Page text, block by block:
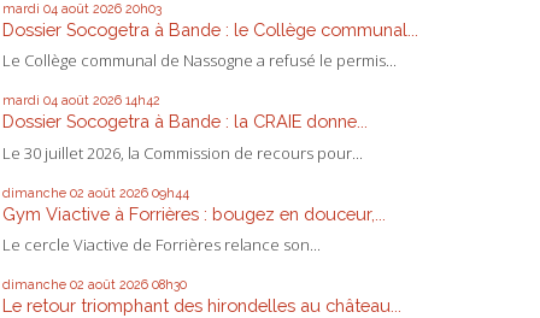
mardi 04 août 2026 20h03
Dossier Socogetra à Bande : le Collège communal...
Le Collège communal de Nassogne a refusé le permis...
mardi 04 août 2026 14h42
Dossier Socogetra à Bande : la CRAIE donne...
Le 30 juillet 2026, la Commission de recours pour...
dimanche 02 août 2026 09h44
Gym Viactive à Forrières : bougez en douceur,...
Le cercle Viactive de Forrières relance son...
dimanche 02 août 2026 08h30
Le retour triomphant des hirondelles au château...